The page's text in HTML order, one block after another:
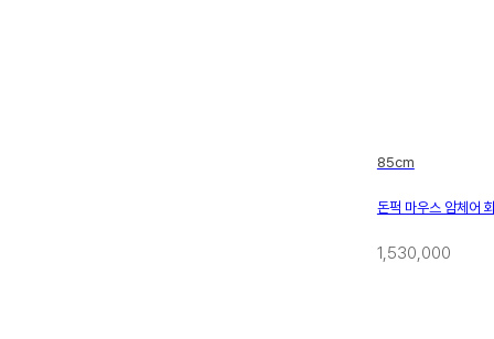
85cm
돈퍽 마우스 암체어
1,530,000